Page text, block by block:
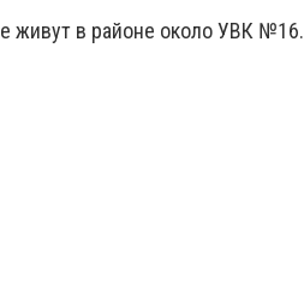
живут в районе около УВК №16.